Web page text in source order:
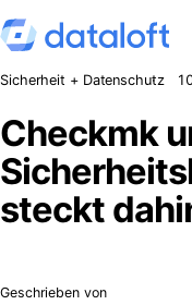
Zum Inhalt springen
Sicherheit + Datenschutz
Checkmk
steckt
Geschrieben von